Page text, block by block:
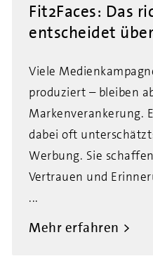
Fit2Faces: Das
entscheidet
Viele
produziert – bleiben
Markenverankerung.
dabei oft
Werbung. Sie
Vertrauen und
...
Mehr erfahren